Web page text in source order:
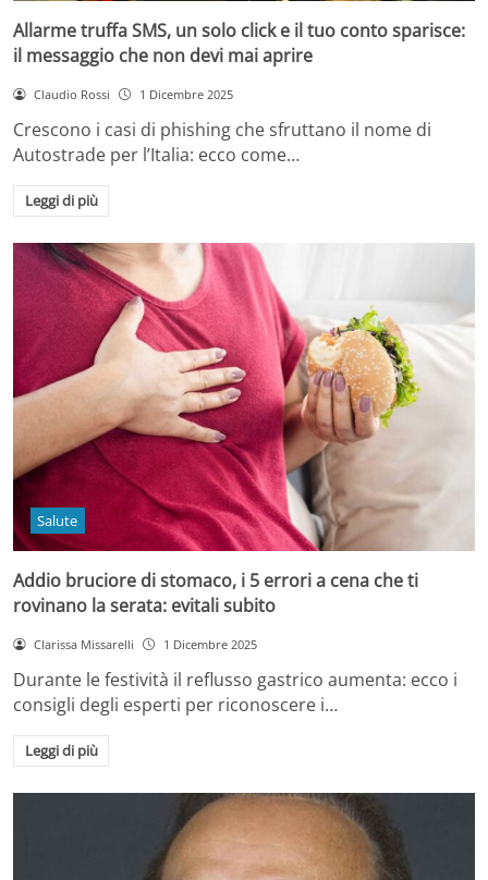
Allarme truffa SMS, un solo click e il tuo conto sparisce:
il messaggio che non devi mai aprire
Claudio Rossi 1 Dicembre 2025
Crescono i casi di phishing che sfruttano il nome di
Autostrade per l’Italia: ecco come…
Leggi di più
Salute
Addio bruciore di stomaco, i 5 errori a cena che ti
rovinano la serata: evitali subito
Clarissa Missarelli 1 Dicembre 2025
Durante le festività il reflusso gastrico aumenta: ecco i
consigli degli esperti per riconoscere i…
Leggi di più